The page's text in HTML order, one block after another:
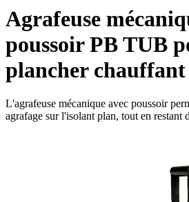
Agrafeuse
poussoir PB TUB
plancher chauffant
L'agrafeuse mécanique avec poussoir
agrafage sur l'isolant plan, tout en restant